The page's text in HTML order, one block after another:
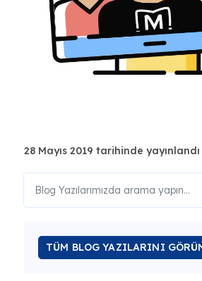
28 Mayıs 2019 tarihinde yayınlandı
TÜM BLOG YAZILARINI